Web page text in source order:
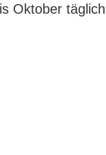
Oktober